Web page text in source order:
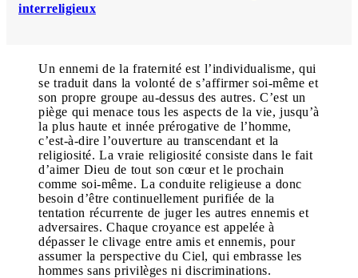
interreligieux
Un ennemi de la fraternité est l’individualisme, qui
se traduit dans la volonté de s’affirmer soi-même et
son propre groupe au-dessus des autres. C’est un
piège qui menace tous les aspects de la vie, jusqu’à
la plus haute et innée prérogative de l’homme,
c’est-à-dire l’ouverture au transcendant et la
religiosité. La vraie religiosité consiste dans le fait
d’aimer Dieu de tout son cœur et le prochain
comme soi-même. La conduite religieuse a donc
besoin d’être continuellement purifiée de la
tentation récurrente de juger les autres ennemis et
adversaires. Chaque croyance est appelée à
dépasser le clivage entre amis et ennemis, pour
assumer la perspective du Ciel, qui embrasse les
hommes sans privilèges ni discriminations.